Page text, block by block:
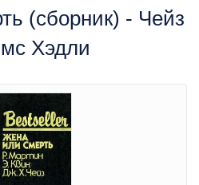
(сборник) - Чейз
Хэдли